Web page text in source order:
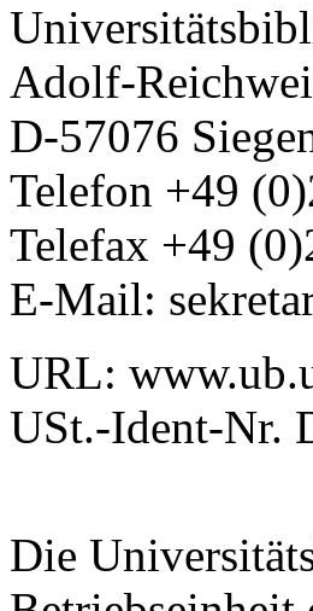
Adolf-
D-57076
Telefon +49
Telefax +49
E-Mail:
URL:
USt.-Ident-Nr.
Die